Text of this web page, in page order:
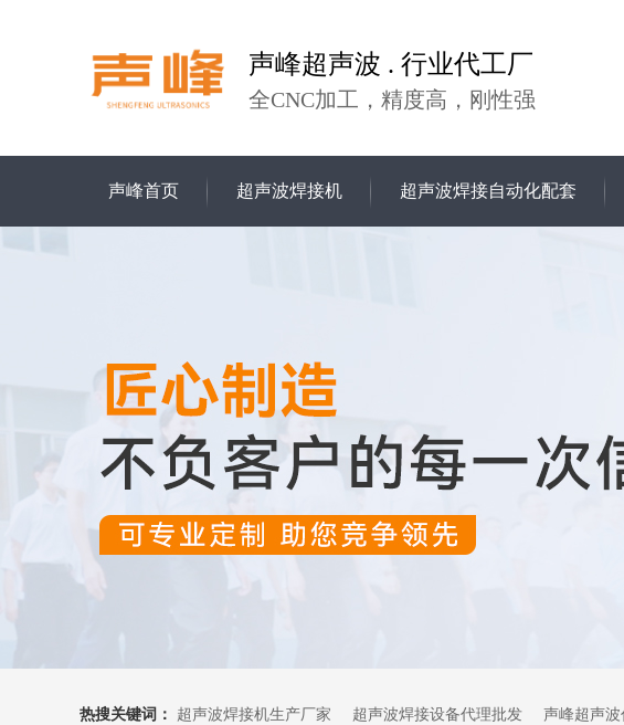
声峰超声波 . 行业代工厂
全CNC加工，精度高，刚性强
声峰首页 超声波焊接机 超声波焊接自动化配套
热搜关键词： 超声波焊接机生产厂家 超声波焊接设备代理批发 声峰超声